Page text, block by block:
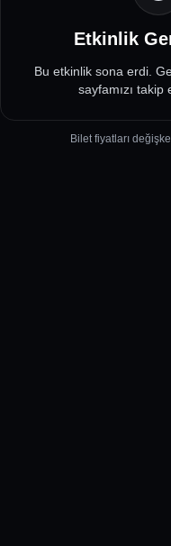
Etkinlik
Bu etkinlik sona erdi.
sayfamızı takip
Bilet fiyatları